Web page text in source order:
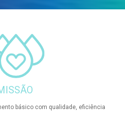
básico com qualidade, eficiência